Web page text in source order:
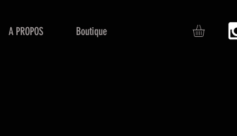
A PROPOS Boutique